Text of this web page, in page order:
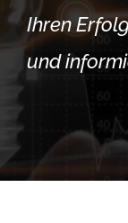
Ihren
und